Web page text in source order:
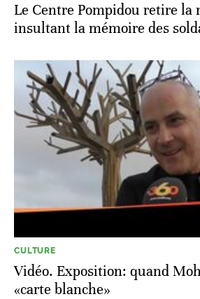
Le Centre Pompidou retire
insultant la mémoire des
CULTURE
Vidéo. Exposition: quand
«carte blanche»